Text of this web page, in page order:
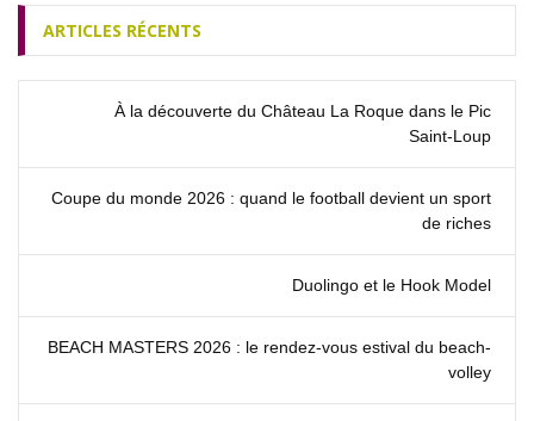
ARTICLES RÉCENTS
À la découverte du Château La Roque dans le Pic
Saint‑Loup
Coupe du monde 2026 : quand le football devient un sport
de riches
Duolingo et le Hook Model
BEACH MASTERS 2026 : le rendez‑vous estival du beach-
volley